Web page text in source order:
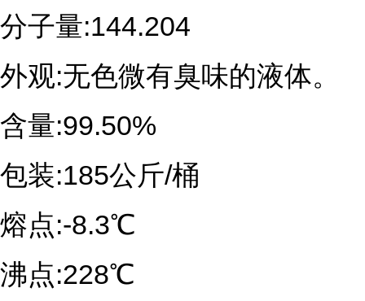
分子量:144.204
外观:无色微有臭味的液体。
含量:99.50%
包装:185公斤/桶
熔点:-8.3℃
沸点:228℃